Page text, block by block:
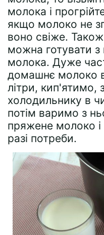
молока і
якщо молоко не
воно свіже.
можна готувати з
молока. Дуже
домашнє молоко
літри, кип'ятимо,
холодильнику в
потім варимо з
пряжене молоко
разі потреби.